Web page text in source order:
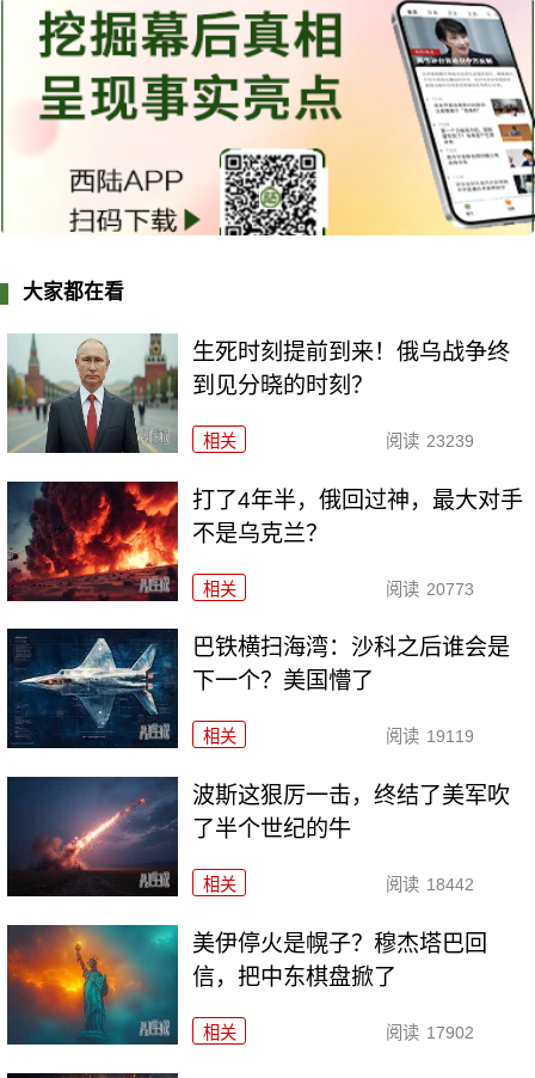
大家都在看
生死时刻提前到来！俄乌战争终
到见分晓的时刻？
相关 阅读 23239
打了4年半，俄回过神，最大对手
不是乌克兰？
相关 阅读 20773
巴铁横扫海湾：沙科之后谁会是
下一个？美国懵了
相关 阅读 19119
波斯这狠厉一击，终结了美军吹
了半个世纪的牛
相关 阅读 18442
美伊停火是幌子？穆杰塔巴回
信，把中东棋盘掀了
相关 阅读 17902